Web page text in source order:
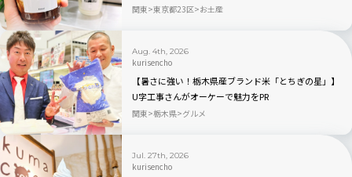
「BETWEEN by THE YOMOGI STAND」渋谷にオープ
関東 東京都23区 お土産
Aug. 4th, 2026
kurisencho
【暑さに強い！栃木県産ブランド米「とちぎの星」】
U字工事さんがオーケーで魅力をPR
関東 栃木県 グルメ
Jul. 27th, 2026
kurisencho